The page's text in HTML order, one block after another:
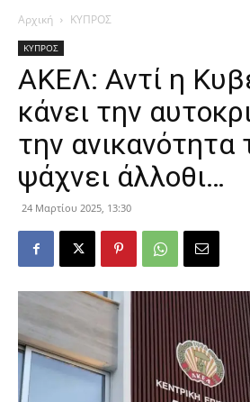
Αρχική ΚΥΠΡΟΣ
ΚΥΠΡΟΣ
ΑΚΕΛ: Αντί η
κάνει την
την ανικανότητα
ψάχνει άλλοθι…
24 Μαρτίου 2025, 13:30